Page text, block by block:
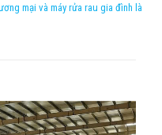
mại và máy rửa rau gia đình là